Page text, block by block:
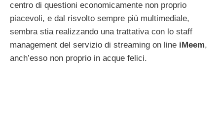
centro di questioni economicamente non proprio
piacevoli, e dal risvolto sempre più multimediale,
sembra stia realizzando una trattativa con lo staff
management del servizio di streaming on line iMeem,
anch’esso non proprio in acque felici.